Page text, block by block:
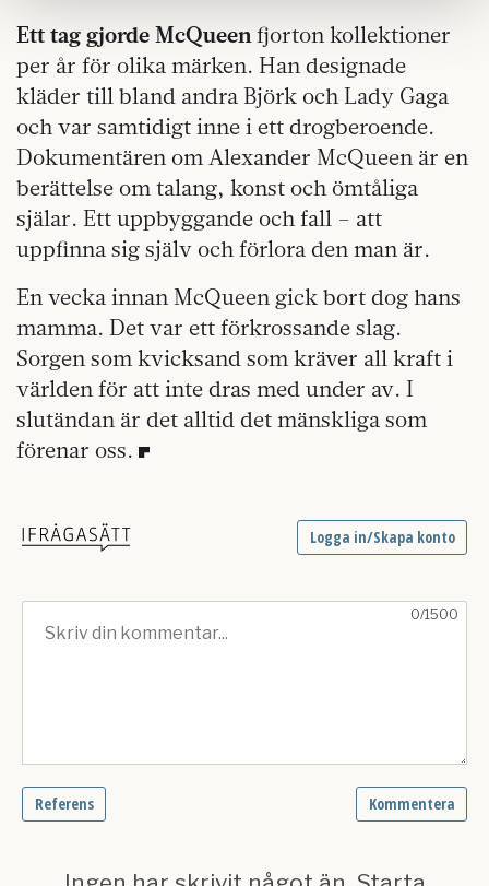
Om du vill läsa mer om hur vi hanterar personuppgifter
kan du göra dethär.
Ett tag gjorde McQueen fjorton kollektioner
per år för olika märken. Han designade
kläder till bland andra Björk och Lady Gaga
och var samtidigt inne i ett drogberoende.
Dokumentären om Alexander McQueen är en
berättelse om talang, konst och ömtåliga
själar. Ett uppbyggande och fall – att
uppfinna sig själv och förlora den man är.
En vecka innan McQueen gick bort dog hans
mamma. Det var ett förkrossande slag.
Sorgen som kvicksand som kräver all kraft i
världen för att inte dras med under av. I
slutändan är det alltid det mänskliga som
förenar oss.